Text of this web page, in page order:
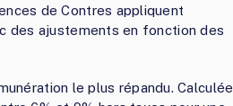
de Contres appliquent
des ajustements en fonction des
le plus répandu. Calculée